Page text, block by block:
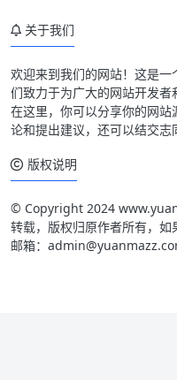
关于我们
欢迎来到我们的网站！这是
们致力于为广大的网站开发者
在这里，你可以分享你的网
论和提出建议，还可以结交志
版权说明
© Copyright 2024
转载，版权归原作者所有，
邮箱：